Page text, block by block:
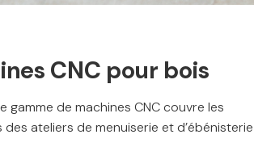
CNC pour bois
gamme de machines CNC couvre les
ateliers de menuiserie et d’ébénisterie